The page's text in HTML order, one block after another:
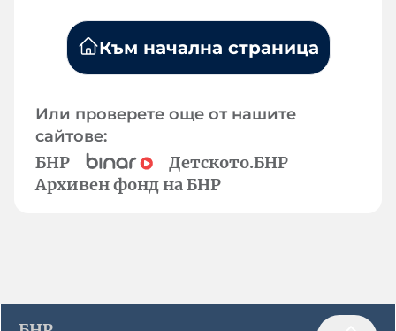
Към начална страница
Или проверете още от нашите
сайтове:
БНР
Детското.БНР
Архивен фонд на БНР